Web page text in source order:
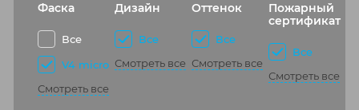
Фаска
Все
V4 micro
Смотреть все
Дизайн
Все
Смотреть все
Оттенок
Все
Смотреть все
Пожарный
сертификат
Все
Смотреть все